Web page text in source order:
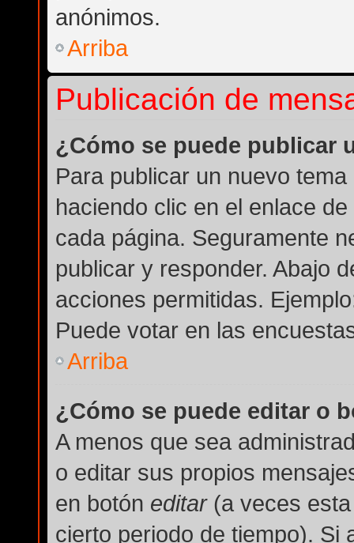
anónimos.
Arriba
Publicación de
¿Cómo se puede publicar
Para publicar un nuevo
haciendo clic en el enlace
cada página. Seguramente
publicar y responder. Abajo
acciones permitidas.
Puede votar en las
Arriba
¿Cómo se puede editar o
A menos que sea
o editar sus propios
en botón editar(a veces esta
cierto periodo de tiempo). Si